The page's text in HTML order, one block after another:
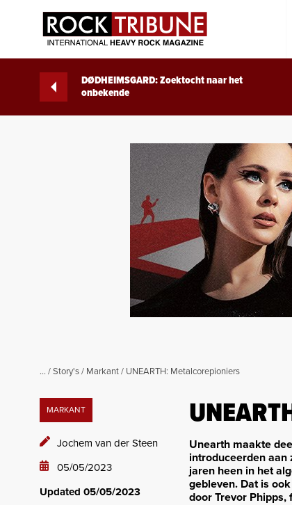
DØDHEIMSGARD: Zoektocht naar het
onbekende
... /Story's/ Markant/ UNEARTH: Metalcorepioniers
MARKANT
Jochem van der Steen
05/05/2023
Updated 05/05/2023
Unearth maakte
introduceerden aan
jaren heen in het
gebleven. Dat is
door Trevor Phipps,